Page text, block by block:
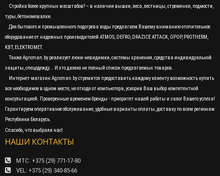
Стройка более крупных масштабов? – в наличии вышки, леса, лестницы, стремянки, подмости,
туры, бетономешалки.
Для бытового и промышленного подогрева воды предлагаем Вашему вниманию отопительное
оборудование от надежных производителей ATMOS, DEFRO, DRAZICE ATTACK, OPOP, PROTHERM,
KBT, ELEKTROMET.
Также Agroman.by реализует люки-невидимки, системы хранения, средства индивидуальной
защиты, спецодежду... И это далеко не полный список предлагаемых товаров.
Интернет-магазин Agroman.by стремится предоставить каждому клиенту возможность купить
все необходимое в одном месте, не отходя от компьютера, ускорив Ваш выбор компетентной
консультацией. Проверенные временем бренды - приоритет нашей работы и залог Вашего успеха!
Гарантируем оперативное обслуживание, удобные варианты оплаты, доставку по всем регионам
Республики Беларусь.
Спасибо, что выбрали нас!
НАШИ КОНТАКТЫ
МТС: +375 (29) 771-17-80
VEL: +375 (29) 340-85-66